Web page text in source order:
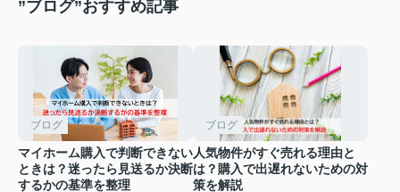
”ブログ”おすすめ記事
ブログ
マイホーム購入で判断できない
ときは？迷ったら見送るか決断
するかの基準を整理
ブログ
人気物件がすぐ売れる理由と
は？購入で出遅れないための対
策を解説